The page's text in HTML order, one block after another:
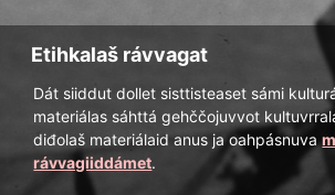
Etihkalaš rávvagat
Dát siiddut dollet sisttisteaset sámi
materiálas sáhttá gehččojuvvot
diđolaš materiálaid anus ja oahpásnuva
rávvagiiddámet.